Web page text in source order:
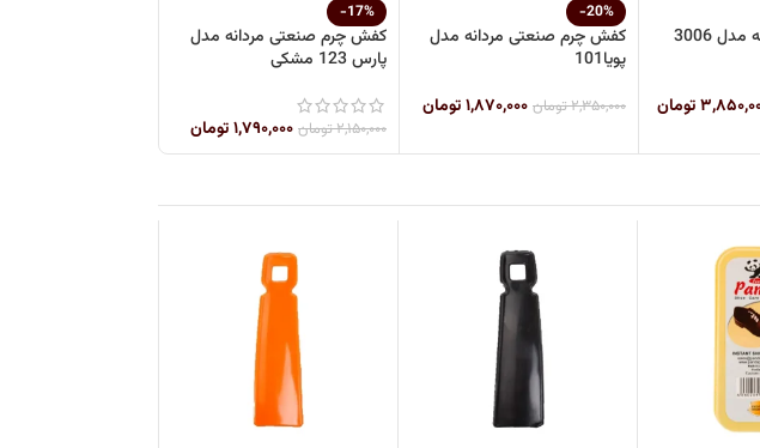
کفش کالج مردانه مدل 3006
تومان
-20%
کفش چرم صنعتی مردانه مدل
پویا101
۲,۳۵۰,۰۰۰تومان ۱,۸۷۰,۰۰۰تومان
-17%
کفش چرم صنعتی مردانه مدل
پارس 123 مشکی
۲,۱۵۰,۰۰۰تومان ۱,۷۹۰,۰۰۰تومان